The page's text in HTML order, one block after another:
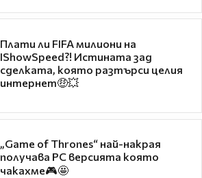
Плати ли FIFA милиони на
IShowSpeed?! Истината зад
сделката, която разтърси целия
интернет🤑💥
„Game of Thrones“ най-накрая
получава PC версията която
чакахме🎮🤩